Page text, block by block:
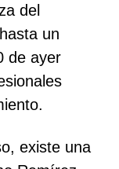
del
un
de ayer
existe una